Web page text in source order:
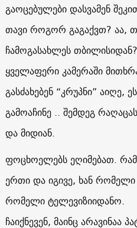
გაოცებულები დასვამენ
თავი როგორ გაგაქვთ? აა,
ჩამოგასახლეს
ყველაფერი კამერაში
გასძახებენ “კრუპნი”
გამოაჩინე .. შემდეგ
და მიდიან.
ფოცხოელებს ეღიმებათ.
ერთი და იგივე, ხან
რომელი ტელევიზიიდანო.
ჩაიქნევენ, მაინც არავინაა